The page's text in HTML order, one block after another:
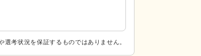
考状況を保証するものではありません。